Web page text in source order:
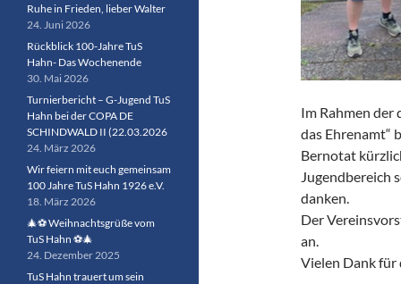
Im Rahmen der
das Ehrenamt“
Bernotat
Jugendbereich
danken.
Der
an.
Vielen Dank
Ruhe in Frieden, lieber Walter
24. Juni 2026
Rückblick 100-Jahre TuS
Hahn- Das Wochenende
30. Mai 2026
Turnierbericht – G-Jugend TuS
Hahn bei der COPA DE
SCHINDWALD II (22.03.2026
24. März 2026
Wir feiern mit euch gemeinsam
100 Jahre TuS Hahn 1926 e.V.
18. März 2026
🎄⚽ Weihnachtsgrüße vom
TuS Hahn ⚽🎄
24. Dezember 2025
TuS Hahn trauert um sein